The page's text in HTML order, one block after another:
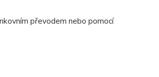
převodem nebo pomocí